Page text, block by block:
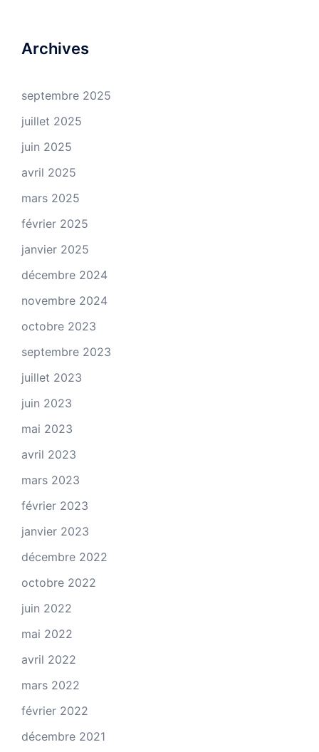
Archives
septembre 2025
juillet 2025
juin 2025
avril 2025
mars 2025
février 2025
janvier 2025
décembre 2024
novembre 2024
octobre 2023
septembre 2023
juillet 2023
juin 2023
mai 2023
avril 2023
mars 2023
février 2023
janvier 2023
décembre 2022
octobre 2022
juin 2022
mai 2022
avril 2022
mars 2022
février 2022
décembre 2021